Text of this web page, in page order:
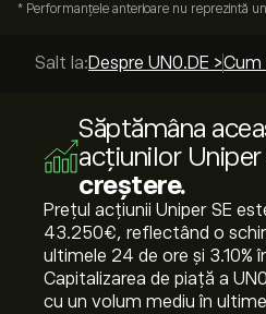
* Performanțele anterioare nu reprezintă
Salt la:Despre UN0.DE >Cum
Săptămâna
acțiunilor Uniper
creștere.
Prețul acțiunii Uniper SE
43.250‎€‎, reflectând o
ultimele 24 de ore și ‎3.10‎%
Capitalizarea de piață a
cu un volum mediu în